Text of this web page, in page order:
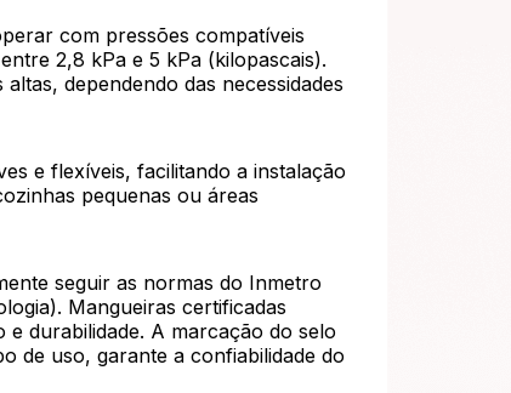
com pressões compatíveis
2,8 kPa e 5 kPa (kilopascais).
dependendo das necessidades
e flexíveis, facilitando a instalação
pequenas ou áreas
seguir as normas do Inmetro
Mangueiras certificadas
durabilidade. A marcação do selo
de uso, garante a confiabilidade do